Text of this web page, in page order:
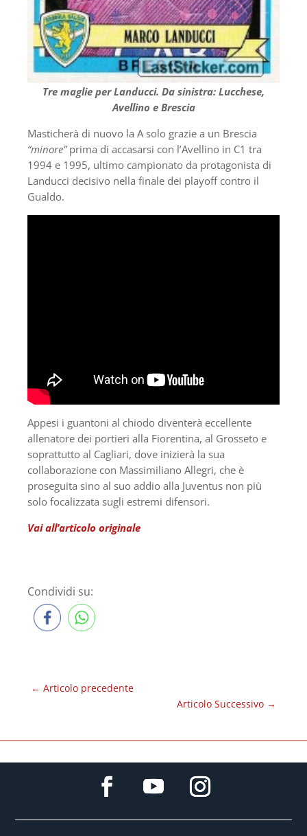
Tre maglie per Landucci. Da sinistra: Lucchese,
Avellino e Brescia
Masticherà di nuovo la A solo grazie a un Brescia
“minore”prima di accasarsi con l’Avellino in C1 tra
1994 e 1995, ultimo campionato da protagonista di
Landucci decisivo nella finale dei playoff contro il
Gualdo.
Appesi i guantoni al chiodo diventerà eccellente
allenatore dei portieri alla Fiorentina, al Grosseto e
soprattutto al Cagliari, dove inizierà la sua
collaborazione con Massimiliano Allegri, che è
proseguita sino al suo addio alla Juventus non più
solo focalizzata sugli estremi difensori.
Vai all’articolo originale
Condividi su:
← Articolo precedente
Articolo Successivo →